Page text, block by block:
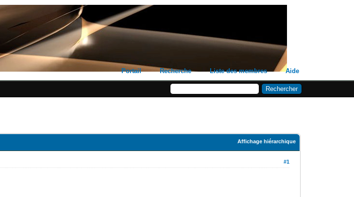
Portail Recherche Liste des membres Aide
Affichage hiérarchique
#1